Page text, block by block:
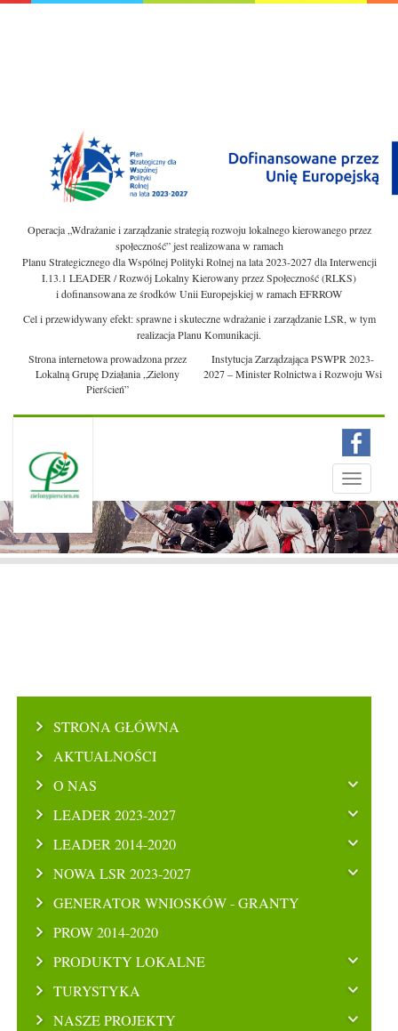
Operacja „Wdrażanie i zarządzanie strategią rozwoju lokalnego kierowanego przez
społeczność” jest realizowana w ramach
Planu Strategicznego dla Wspólnej Polityki Rolnej na lata 2023-2027 dla Interwencji
I.13.1 LEADER / Rozwój Lokalny Kierowany przez Społeczność (RLKS)
i dofinansowana ze środków Unii Europejskiej w ramach EFRROW
Cel i przewidywany efekt: sprawne i skuteczne wdrażanie i zarządzanie LSR, w tym
realizacja Planu Komunikacji.
Strona internetowa prowadzona przez
Lokalną Grupę Działania „Zielony
Pierścień”
Instytucja Zarządzająca PSWPR 2023-
2027 – Minister Rolnictwa i Rozwoju Wsi
Toggle
Menu
STRONA GŁÓWNA
AKTUALNOŚCI
O NAS
LEADER 2023-2027
LEADER 2014-2020
NOWA LSR 2023-2027
GENERATOR WNIOSKÓW - GRANTY
PROW 2014-2020
PRODUKTY LOKALNE
TURYSTYKA
NASZE PROJEKTY